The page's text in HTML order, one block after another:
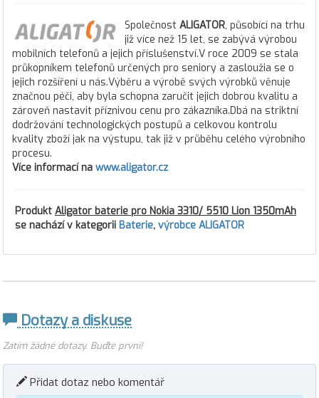
Společnost ALIGATOR, působící na trhu
již více než 15 let, se zabývá výrobou
mobilních telefonů a jejich příslušenství.V roce 2009 se stala
průkopníkem telefonů určených pro seniory a zasloužia se o
jejich rozšíření u nás.Výběru a výrobě svých výrobků věnuje
značnou péči, aby byla schopna zaručit jejich dobrou kvalitu a
zároveň nastavit příznivou cenu pro zákazníka.Dbá na striktní
dodržování technologických postupů a celkovou kontrolu
kvality zboží jak na výstupu, tak již v průběhu celého výrobního
procesu.
Více informací na www.aligator.cz
Produkt Aligator baterie pro Nokia 3310/ 5510 Lion 1350mAh
se nachází v kategorii Baterie, výrobce ALIGATOR
Dotazy a diskuse
Zatím žádné dotazy. Buďte první!
Přidat dotaz nebo komentář